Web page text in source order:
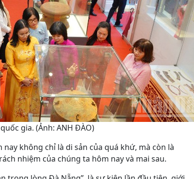
gia. (Ảnh: ANH ĐÀO)
không chỉ là di sản của quá khứ, mà còn là
nhiệm của chúng ta hôm nay và mai sau.